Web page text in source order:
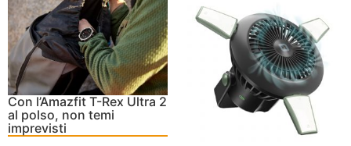
Con l’Amazfit T-Rex Ultra 2
al polso, non temi
imprevisti